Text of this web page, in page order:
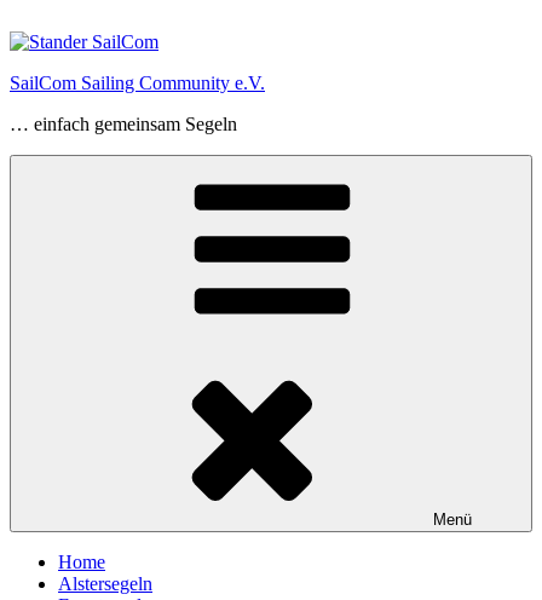
Inhalt
SailCom Sailing Community e.V.
… einfach gemeinsam Segeln
Menü
Home
Alstersegeln